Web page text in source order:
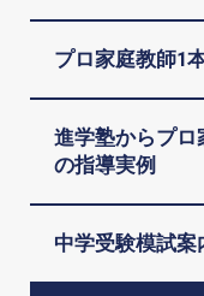
プロ家庭教師1
進学塾からプロ
の指導実例
中学受験模試案